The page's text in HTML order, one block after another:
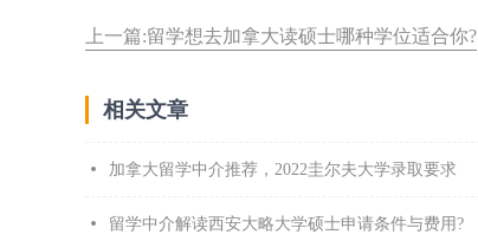
上一篇:留学想去加拿大读硕士哪种学位适合你?
相关文章
加拿大留学中介推荐，2022圭尔夫大学录取要求
留学中介解读西安大略大学硕士申请条件与费用?